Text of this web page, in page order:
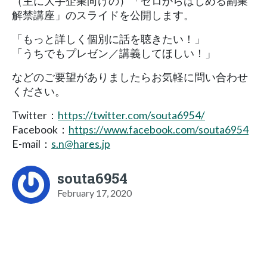
解禁講座」のスライドを公開します。
「もっと詳しく個別に話を聴きたい！」
「うちでもプレゼン／講義してほしい！」
などのご要望がありましたらお気軽に問い合わせ
ください。
Twitter： https://twitter.com/souta6954/
Facebook： https://www.facebook.com/souta6954
E-mail： s.n@hares.jp
souta6954
February 17, 2020